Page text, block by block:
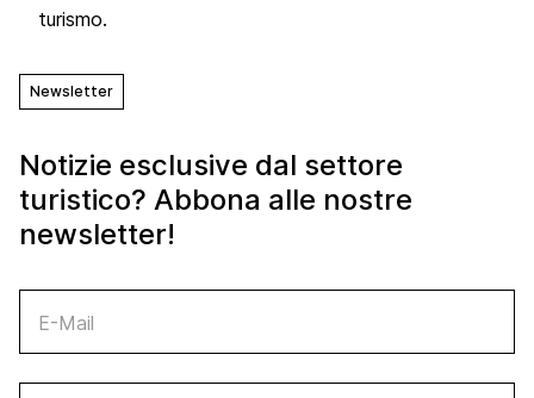
turismo.
Newsletter
Notizie esclusive dal settore
turistico? Abbona alle nostre
newsletter!
E-Mail